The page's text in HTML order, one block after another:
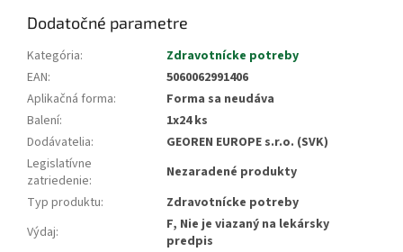
Dodatočné parametre
Kategória:
Zdravotnícke potreby
EAN:
5060062991406
Aplikačná forma:
Forma sa neudáva
Balení:
1x24 ks
Dodávatelia:
GEOREN EUROPE s.r.o. (SVK)
Legislatívne
zatriedenie:
Nezaradené produkty
Typ produktu:
Zdravotnícke potreby
Výdaj:
F, Nie je viazaný na lekársky
predpis